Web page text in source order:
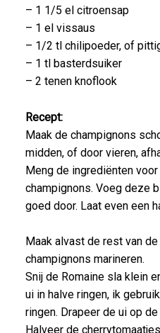
– 1 1/5 el citroensap
– 1 el vissaus
– 1/2 tl chilipoeder, of
– 1 tl basterdsuiker
– 2 tenen knoflook
Recept:
Maak de champignons
midden, of door vieren,
Meng de ingrediënten
champignons. Voeg deze
goed door. Laat even een
Maak alvast de rest van
champignons marineren.
Snij de Romaine sla klein
ui in halve ringen, ik
ringen. Drapeer de ui op de
Halveer de